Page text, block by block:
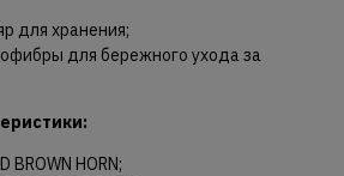
для хранения;
для бережного ухода за
BROWN HORN;